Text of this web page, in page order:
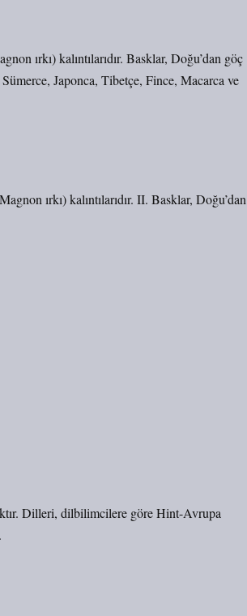
ırkı) kalıntılarıdır. Basklar, Doğu’dan göç
Japonca, Tibetçe, Fince, Macarca ve
ırkı) kalıntılarıdır. II. Basklar, Doğu’dan
Dilleri, dilbilimcilere göre Hint-Avrupa